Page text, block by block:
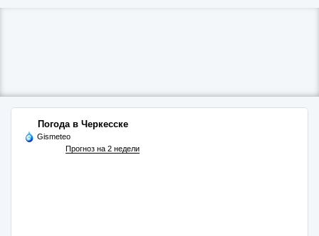
Погода в Черкесске
Gismeteo
Прогноз на 2 недели